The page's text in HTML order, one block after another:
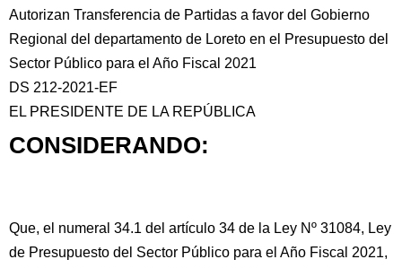
Autorizan Transferencia de Partidas a favor del Gobierno
Regional del departamento de Loreto en el Presupuesto del
Sector Público para el Año Fiscal 2021
DS 212-2021-EF
EL PRESIDENTE DE LA REPÚBLICA
CONSIDERANDO:
Que, el numeral 34.1 del artículo 34 de la Ley Nº 31084, Ley
de Presupuesto del Sector Público para el Año Fiscal 2021,